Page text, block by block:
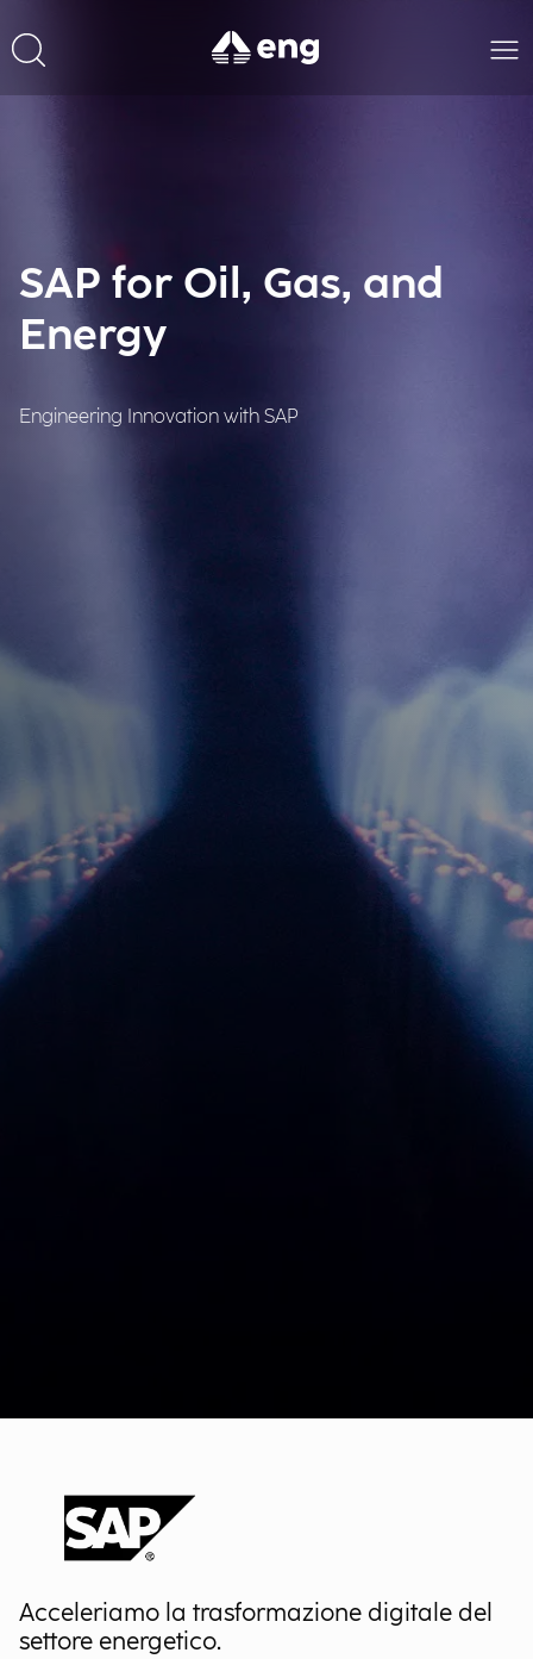
SAP for Oil, Gas, and
Energy
Engineering Innovation with SAP
Acceleriamo la trasformazione digitale del
settore energetico.